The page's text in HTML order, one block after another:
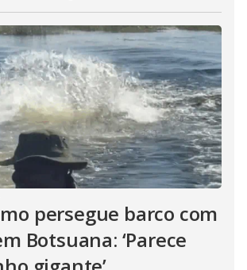
persegue barco com
Botsuana: ‘Parece